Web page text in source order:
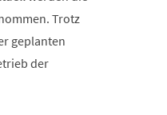
Trotz
geplanten
der